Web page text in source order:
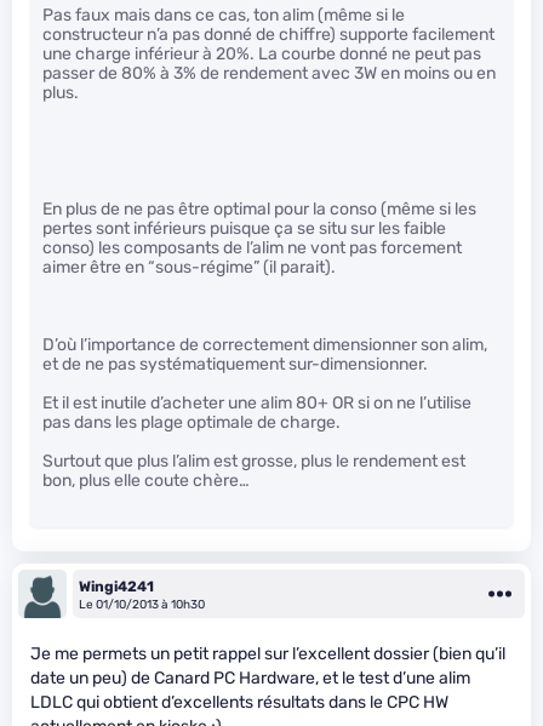
Pas faux mais dans ce cas, ton alim (même si le
constructeur n’a pas donné de chiffre) supporte facilement
une charge inférieur à 20%. La courbe donné ne peut pas
passer de 80% à 3% de rendement avec 3W en moins ou en
plus.
En plus de ne pas être optimal pour la conso (même si les
pertes sont inférieurs puisque ça se situ sur les faible
conso) les composants de l’alim ne vont pas forcement
aimer être en “sous-régime” (il parait).
D’où l’importance de correctement dimensionner son alim,
et de ne pas systématiquement sur-dimensionner.
Et il est inutile d’acheter une alim 80+ OR si on ne l’utilise
pas dans les plage optimale de charge.
Surtout que plus l’alim est grosse, plus le rendement est
bon, plus elle coute chère…
Wingi4241
Le 01/10/2013 à 10h30
Je me permets un petit rappel sur l’excellent dossier (bien qu’il
date un peu) de Canard PC Hardware, et le test d’une alim
LDLC qui obtient d’excellents résultats dans le CPC HW